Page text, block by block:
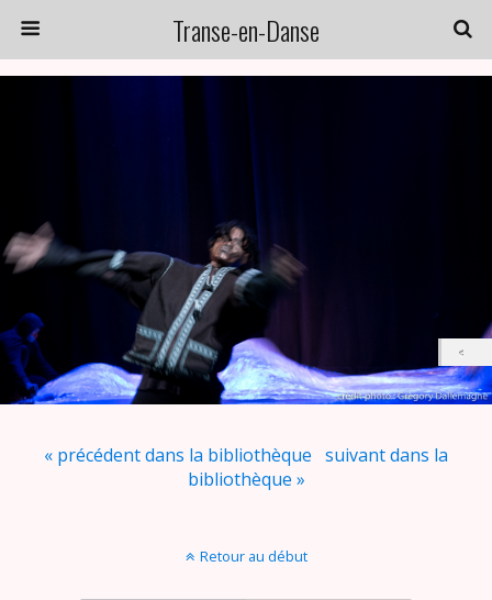
Transe-en-Danse
« précédent dans la bibliothèque suivant dans la
bibliothèque »
Retour au début